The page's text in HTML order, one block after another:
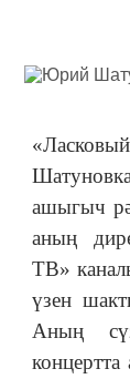
ашыгыч
аның
ТВ»
үзен
Аның